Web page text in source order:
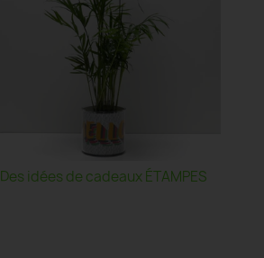
Des idées de cadeaux ÉTAMPES